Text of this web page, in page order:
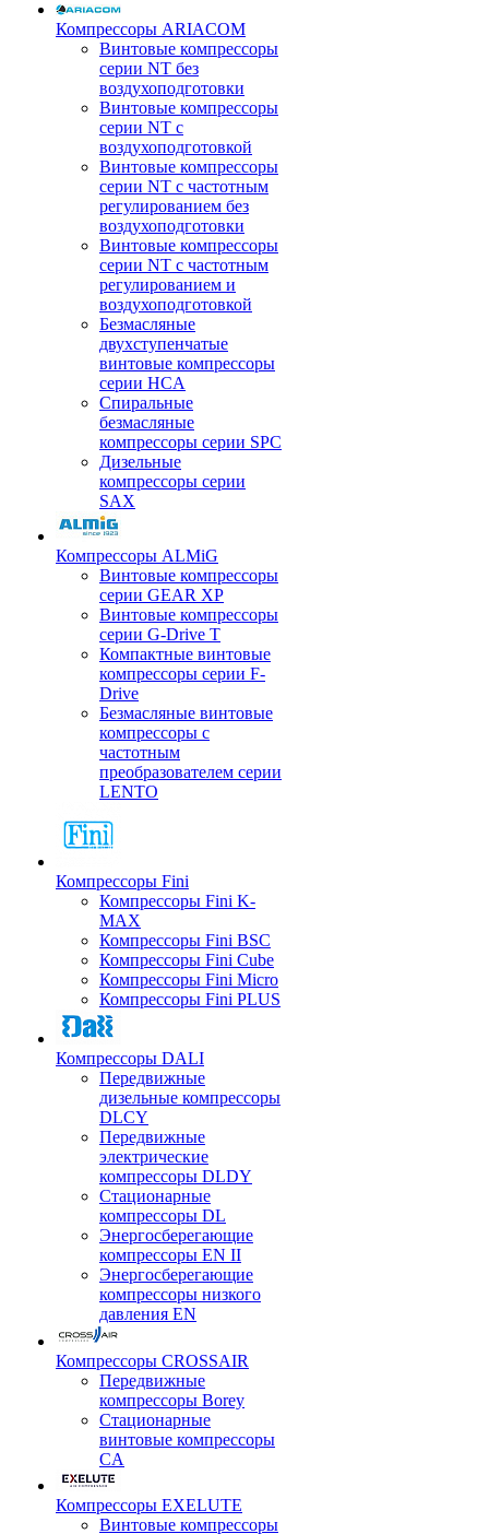
Компрессоры ARIACOM
Винтовые компрессоры
серии NT без
воздухоподготовки
Винтовые компрессоры
серии NT c
воздухоподготовкой
Винтовые компрессоры
серии NT с частотным
регулированием без
воздухоподготовки
Винтовые компрессоры
серии NT с частотным
регулированием и
воздухоподготовкой
Безмасляные
двухступенчатые
винтовые компрессоры
серии HCA
Спиральные
безмасляные
компрессоры серии SPC
Дизельные
компрессоры серии
SAX
Компрессоры ALMiG
Винтовые компрессоры
серии GEAR XP
Винтовые компрессоры
серии G-Drive T
Компактные винтовые
компрессоры серии F-
Drive
Безмасляные винтовые
компрессоры с
частотным
преобразователем серии
LENTO
Компрессоры Fini
Компрессоры Fini K-
MAX
Компрессоры Fini BSC
Компрессоры Fini Cube
Компрессоры Fini Micro
Компрессоры Fini PLUS
Компрессоры DALI
Передвижные
дизельные компрессоры
DLCY
Передвижные
электрические
компрессоры DLDY
Стационарные
компрессоры DL
Энергосберегающие
компрессоры EN II
Энергосберегающие
компрессоры низкого
давления EN
Компрессоры CROSSAIR
Передвижные
компрессоры Borey
Стационарные
винтовые компрессоры
CA
Компрессоры EXELUTE
Винтовые компрессоры